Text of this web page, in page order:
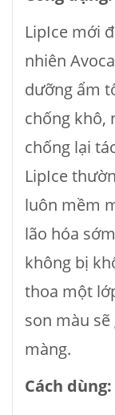
LipIce mới
nhiên
dưỡng ẩm
chống khô,
chống lại
LipIce
luôn mềm
lão hóa
không bị
thoa một
son màu
màng.
Cách dùng: